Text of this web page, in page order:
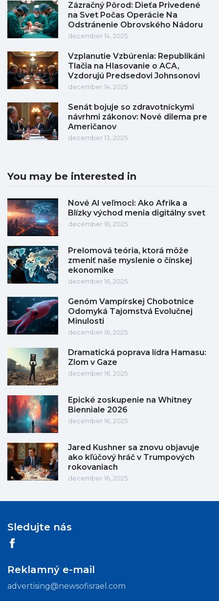
Zázračný Pôrod: Dieťa Privedené
na Svet Počas Operácie Na
Odstránenie Obrovského Nádoru
december 14, 2025
Vzplanutie Vzbúrenia: Republikáni
Tlačia na Hlasovanie o ACA,
Vzdorujú Predsedovi Johnsonovi
december 14, 2025
Senát bojuje so zdravotníckymi
návrhmi zákonov: Nové dilema pre
Američanov
december 13, 2025
You may be interested in
Nové AI veľmoci: Ako Afrika a
Blízky východ menia digitálny svet
december 16, 2025
Prelomová teória, ktorá môže
zmeniť naše myslenie o čínskej
ekonomike
december 16, 2025
Genóm Vampírskej Chobotnice
Odomyká Tajomstvá Evolučnej
Minulosti
december 16, 2025
Dramatická poprava lídra Hamasu:
Zlom v Gaze
december 16, 2025
Epické zoskupenie na Whitney
Bienniale 2026
december 16, 2025
Jared Kushner sa znovu objavuje
ako kľúčový hráč v Trumpových
rokovaniach
december 16, 2025
Sledujte nás
Reklamný e-mail
advertising@newsofisrael.com